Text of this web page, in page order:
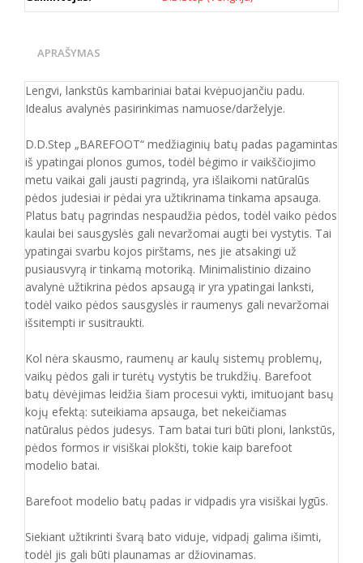
APRAŠYMAS
Lengvi, lankstūs kambariniai batai kvėpuojančiu padu.
Idealus avalynės pasirinkimas namuose/darželyje.
D.D.Step „BAREFOOT“ medžiaginių batų padas pagamintas
iš ypatingai plonos gumos, todėl bėgimo ir vaikščiojimo
metu vaikai gali jausti pagrindą, yra išlaikomi natūralūs
pėdos judesiai ir pėdai yra užtikrinama tinkama apsauga.
Platus batų pagrindas nespaudžia pėdos, todėl vaiko pėdos
kaulai bei sausgyslės gali nevaržomai augti bei vystytis. Tai
ypatingai svarbu kojos pirštams, nes jie atsakingi už
pusiausvyrą ir tinkamą motoriką. Minimalistinio dizaino
avalynė užtikrina pėdos apsaugą ir yra ypatingai lanksti,
todėl vaiko pėdos sausgyslės ir raumenys gali nevaržomai
išsitempti ir susitraukti.
Kol nėra skausmo, raumenų ar kaulų sistemų problemų,
vaikų pėdos gali ir turėtų vystytis be trukdžių. Barefoot
batų dėvėjimas leidžia šiam procesui vykti, imituojant basų
kojų efektą: suteikiama apsauga, bet nekeičiamas
natūralus pėdos judesys. Tam batai turi būti ploni, lankstūs,
pėdos formos ir visiškai plokšti, tokie kaip barefoot
modelio batai.
Barefoot modelio batų padas ir vidpadis yra visiškai lygūs.
Siekiant užtikrinti švarą bato viduje, vidpadį galima išimti,
todėl jis gali būti plaunamas ar džiovinamas.